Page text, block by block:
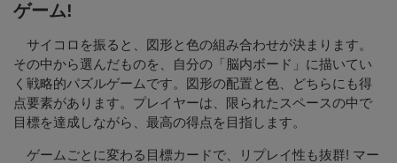
ゲーム!
サイコロを振ると、図形と色の組み合わせが決まります。
その中から選んだものを、自分の「脳内ボード」に描いてい
く戦略的パズルゲームです。図形の配置と色、どちらにも得
点要素があります。プレイヤーは、限られたスペースの中で
目標を達成しながら、最高の得点を目指します。
ゲームごとに変わる目標カードで、リプレイ性も抜群! マー